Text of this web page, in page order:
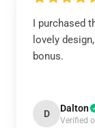
I purchased
lovely
bonus.
D Dalton
Verified